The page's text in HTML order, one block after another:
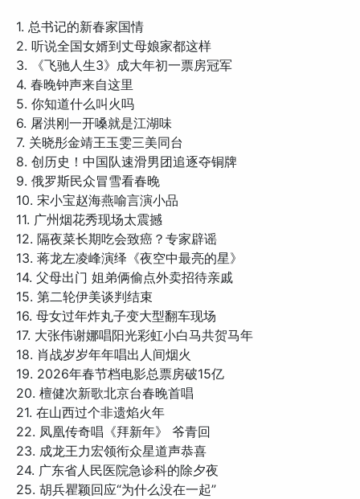
1. 总书记的新春家国情
2. 听说全国女婿到丈母娘家都这样
3. 《飞驰人生3》成大年初一票房冠军
4. 春晚钟声来自这里
5. 你知道什么叫火吗
6. 屠洪刚一开嗓就是江湖味
7. 关晓彤金靖王玉雯三美同台
8. 创历史！中国队速滑男团追逐夺铜牌
9. 俄罗斯民众冒雪看春晚
10. 宋小宝赵海燕喻言演小品
11. 广州烟花秀现场太震撼
12. 隔夜菜长期吃会致癌？专家辟谣
13. 蒋龙左凌峰演绎《夜空中最亮的星》
14. 父母出门 姐弟俩偷点外卖招待亲戚
15. 第二轮伊美谈判结束
16. 母女过年炸丸子变大型翻车现场
17. 大张伟谢娜唱阳光彩虹小白马共贺马年
18. 肖战岁岁年年唱出人间烟火
19. 2026年春节档电影总票房破15亿
20. 檀健次新歌北京台春晚首唱
21. 在山西过个非遗焰火年
22. 凤凰传奇唱《拜新年》 爷青回
23. 成龙王力宏领衔众星道声恭喜
24. 广东省人民医院急诊科的除夕夜
25. 胡兵瞿颖回应“为什么没在一起”